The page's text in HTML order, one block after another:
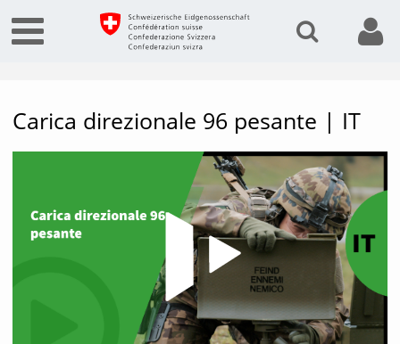
Carica direzionale 96 pesante | IT